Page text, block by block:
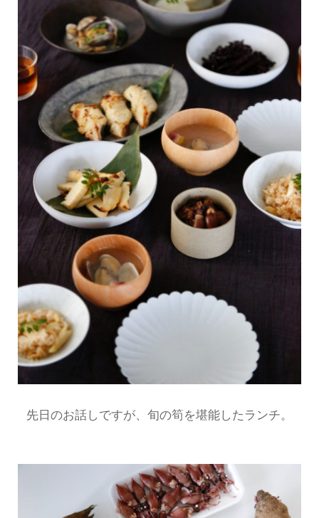
先日のお話しですが、旬の筍を堪能したランチ。